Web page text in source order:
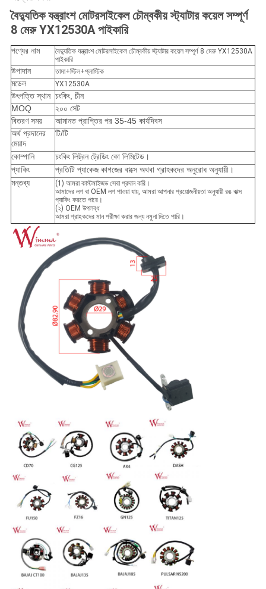
বৈদ্যুতিক যন্ত্রাংশ মোটরসাইকেল চৌম্বকীয় স্ট্যাটার কয়েল সম্পূর্ণ
8 মেরু YX12530A পাইকারি
পণ্যের নাম
বৈদ্যুতিক যন্ত্রাংশ মোটরসাইকেল চৌম্বকীয় স্ট্যাটার কয়েল সম্পূর্ণ 8 মেরু YX12530A
পাইকারি
উপাদান তামা+স্টিল+প্লাস্টিক
মডেল YX12530A
উৎপত্তি স্থান চংকিং, চীন
MOQ
২০০ সেট
বিতরণ সময়
আমানত প্রাপ্তির পর 35-45 কার্যদিবস
অর্থ প্রদানের
মেয়াদ
টি/টি
কোম্পানি
চংকিং লিট্রন ট্রেডিং কো লিমিটেড।
প্যাকিং
প্রতিটি প্যাকেজ কাগজের বাক্সে অথবা গ্রাহকদের অনুরোধ অনুযায়ী।
মন্তব্য
(1) আমরা কাস্টমাইজড সেবা প্রদান করি।
আমাদের লগ বা OEM লগ পাওয়া যায়, আমরা আপনার প্রয়োজনীয়তা অনুযায়ী রঙ বাক্স
প্যাকিং করতে পারে।
(২) OEM উপলব্ধ
আমরা গ্রাহকদের মান পরীক্ষা করার জন্য নমুনা দিতে পারি।